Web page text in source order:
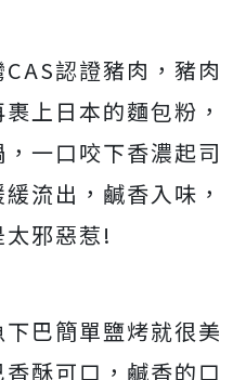
認證豬肉，豬肉
上日本的麵包粉，
一口咬下香濃起司
流出，鹹香入味，
邪惡惹!
巴簡單鹽烤就很美
酥可口，鹹香的口